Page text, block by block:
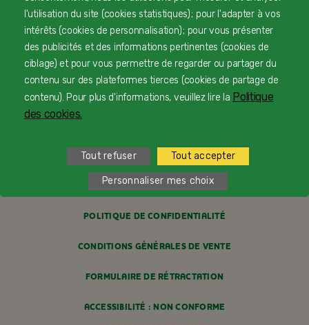
CONTACTEZ-NOUS
LIVRAISON
PAIEMENT SÉCURISÉ
PROFESSIONNELS DE SANTÉ
MENTIONS LÉGALES
POLITIQUE COOKIES
POLITIQUE DE CONFIDENTIALITÉ
CONDITIONS GÉNÉRALES DE VENTE
FORMULAIRE DE RÉTRACTATION
ACCESSIBILITÉ : NON CONFORME
l'utilisation du site (cookies statistiques) ; pour l'adapter à vos
intérêts (cookies de personnalisation) ; pour vous présenter
des publicités et des informations pertinentes (cookies de
ciblage) et pour vous permettre de regarder ou partager du
contenu sur des plateformes tierces (cookies de partage de
contenu). Pour plus d'informations, veuillez lire la Politique
des cookies.
Tout refuser Tout accepter
Personnaliser mes choix